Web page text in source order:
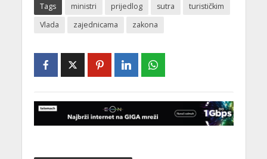
Tags ministri prijedlog sutra
turističkim
Vlada
zajednicama zakona